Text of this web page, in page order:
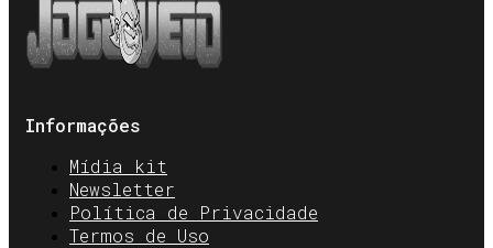
Informações
Mídia kit
Newsletter
Política de Privacidade
Termos de Uso